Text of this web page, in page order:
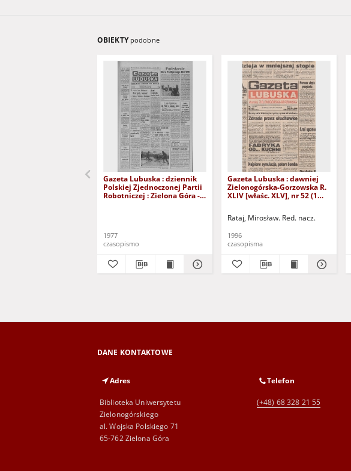
OBIEKTY podobne
Gazeta Lubuska : dziennik
Polskiej Zjednoczonej Partii
Robotniczej : Zielona Góra -
1977
czasopismo
Gazeta Lubuska : dawniej
Zielonogórska-Gorzowska R.
XLIV [właśc. XLV], nr 52 (1
Rataj, Mirosław. Red. nacz.
1996
czasopisma
DANE KONTAKTOWE
Adres
Biblioteka Uniwersytetu
Zielonogórskiego
al. Wojska Polskiego 71
65-762 Zielona Góra
Telefon
(+48) 68 328 21 55